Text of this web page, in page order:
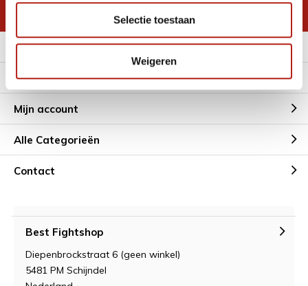
Selectie toestaan
Weigeren
* Lees hier de wettelijke beperkingen
Meer informatie
Klantenservice
Mijn account
Alle Categorieën
Contact
Best Fightshop
Diepenbrockstraat 6 (geen winkel)
5481 PM Schijndel